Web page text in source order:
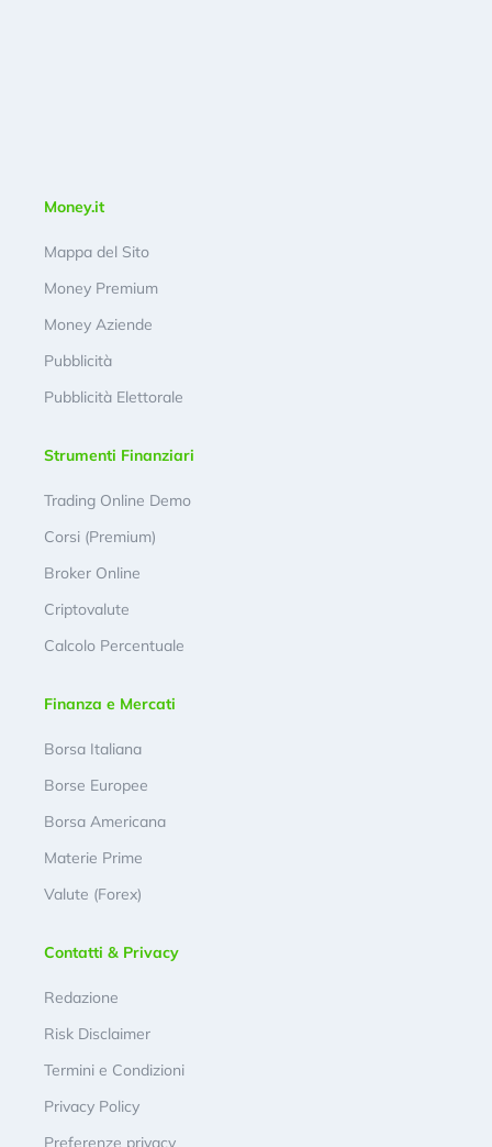
Money.it
Mappa del Sito
Money Premium
Money Aziende
Pubblicità
Pubblicità Elettorale
Strumenti Finanziari
Trading Online Demo
Corsi (Premium)
Broker Online
Criptovalute
Calcolo Percentuale
Finanza e Mercati
Borsa Italiana
Borse Europee
Borsa Americana
Materie Prime
Valute (Forex)
Contatti & Privacy
Redazione
Risk Disclaimer
Termini e Condizioni
Privacy Policy
Preferenze privacy